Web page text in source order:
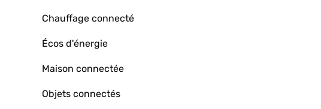
Chauffage connecté
Écos d'énergie
Maison connectée
Objets connectés